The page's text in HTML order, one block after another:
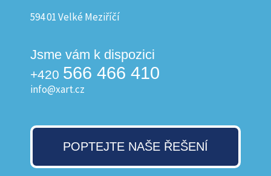
594 01 Velké Meziříčí
Jsme vám k dispozici
+420 566 466 410
info@xart.cz
POPTEJTE NAŠE ŘEŠENÍ